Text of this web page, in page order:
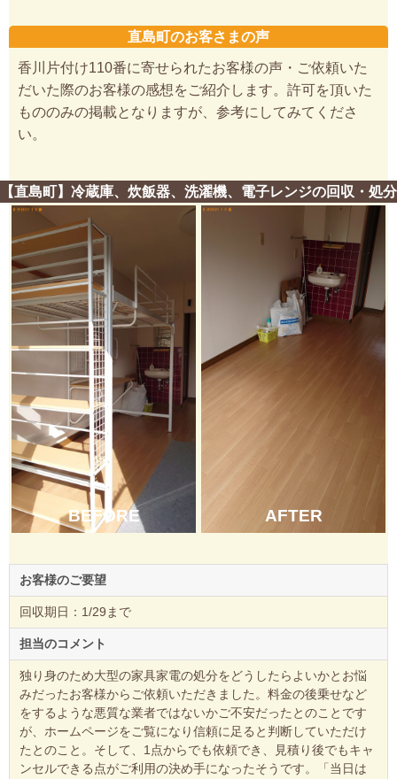
直島町のお客さまの声
香川片付け110番に寄せられたお客様の声・ご依頼いた
だいた際のお客様の感想をご紹介します。許可を頂いた
もののみの掲載となりますが、参考にしてみてくださ
い。
【直島町】冷蔵庫、炊飯器、洗濯機、電子レンジの回収・処分
BEFORE AFTER
お客様のご要望
回収期日：1/29まで
担当のコメント
独り身のため大型の家具家電の処分をどうしたらよいかとお悩
みだったお客様からご依頼いただきました。料金の後乗せなど
をするような悪質な業者ではないかご不安だったとのことです
が、ホームページをご覧になり信頼に足ると判断していただけ
たとのこと。そして、1点からでも依頼でき、見積り後でもキャ
ンセルできる点がご利用の決め手になったそうです。「当日は